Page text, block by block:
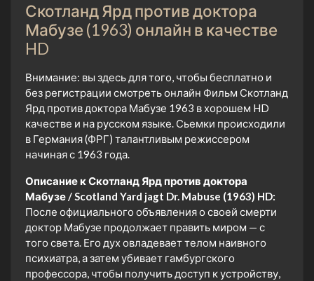
Скотланд Ярд против доктора
Мабузе (1963) онлайн в качестве
HD
Внимание: вы здесь для того, чтобы бесплатно и
без регистрации смотреть онлайн Фильм Скотланд
Ярд против доктора Мабузе 1963 в хорошем HD
качестве и на русском языке. Сьемки происходили
в Германия (ФРГ) талантливым режиссером
начиная с 1963 года.
Описание к Скотланд Ярд против доктора
Мабузе / Scotland Yard jagt Dr. Mabuse (1963) HD:
После официального объявления о своей смерти
доктор Мабузе продолжает править миром — с
того света. Его дух овладевает телом наивного
психиатра, а затем убивает гамбургского
профессора, чтобы получить доступ к устройству,